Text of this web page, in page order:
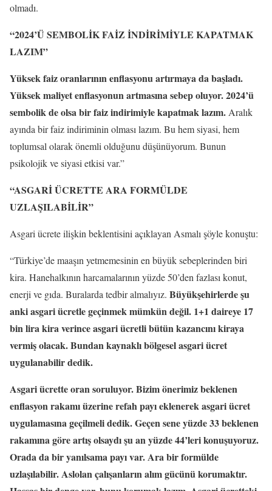
olmadı.
“2024’Ü SEMBOLİK FAİZ İNDİRİMİYLE KAPATMAK
LAZIM”
Yüksek faiz oranlarının enflasyonu artırmaya da başladı.
Yüksek maliyet enflasyonun artmasına sebep oluyor. 2024’ü
sembolik de olsa bir faiz indirimiyle kapatmak lazım. Aralık
ayında bir faiz indiriminin olması lazım. Bu hem siyasi, hem
toplumsal olarak önemli olduğunu düşünüyorum. Bunun
psikolojik ve siyasi etkisi var.”
“ASGARİ ÜCRETTE ARA FORMÜLDE
UZLAŞILABİLİR”
Asgari ücrete ilişkin beklentisini açıklayan Asmalı şöyle konuştu:
“Türkiye’de maaşın yetmemesinin en büyük sebeplerinden biri
kira. Hanehalkının harcamalarının yüzde 50’den fazlası konut,
enerji ve gıda. Buralarda tedbir almalıyız. Büyükşehirlerde şu
anki asgari ücretle geçinmek mümkün değil. 1+1 daireye 17
bin lira kira verince asgari ücretli bütün kazancını kiraya
vermiş olacak. Bundan kaynaklı bölgesel asgari ücret
uygulanabilir dedik.
Asgari ücrette oran soruluyor. Bizim önerimiz beklenen
enflasyon rakamı üzerine refah payı eklenerek asgari ücret
uygulamasına geçilmeli dedik. Geçen sene yüzde 33 beklenen
rakamına göre artış olsaydı şu an yüzde 44’leri konuşuyoruz.
Orada da bir yanılsama payı var. Ara bir formülde
uzlaşılabilir.Aslolan çalışanların alım gücünü korumaktır.